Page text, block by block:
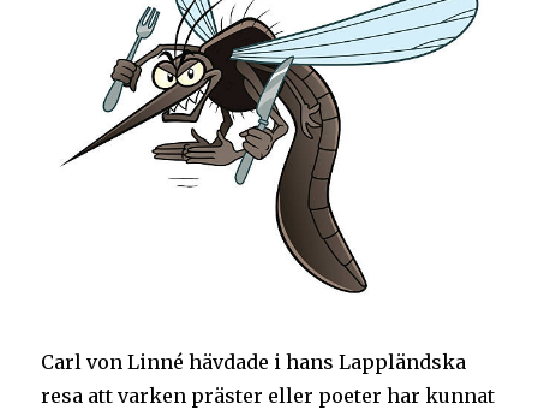
Carl von Linné hävdade i hans Lappländska
resa att varken präster eller poeter har kunnat